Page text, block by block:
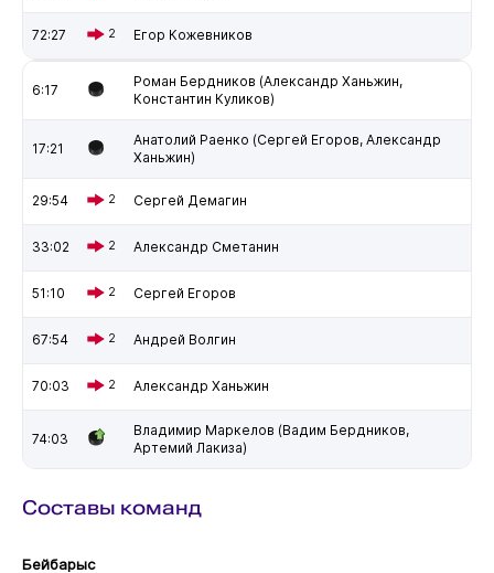
72:27 2 Егор Кожевников
6:17
Роман Бердников (Александр Ханьжин,
Константин Куликов)
17:21
Анатолий Раенко (Сергей Егоров, Александр
Ханьжин)
29:54 2 Сергей Демагин
33:02 2 Александр Сметанин
51:10 2 Сергей Егоров
67:54 2 Андрей Волгин
70:03 2 Александр Ханьжин
74:03
Владимир Маркелов (Вадим Бердников,
Артемий Лакиза)
Составы команд
Бейбарыс